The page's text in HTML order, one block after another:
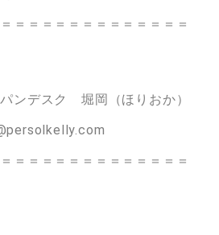
＝＝＝＝＝＝＝＝＝＝＝＝＝
ンデスク 堀岡（ほりおか）
＝＝＝＝＝＝＝＝＝＝＝＝＝